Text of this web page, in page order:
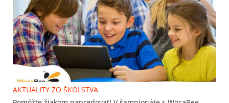
AKTUALITY ZO ŠKOLSTVA